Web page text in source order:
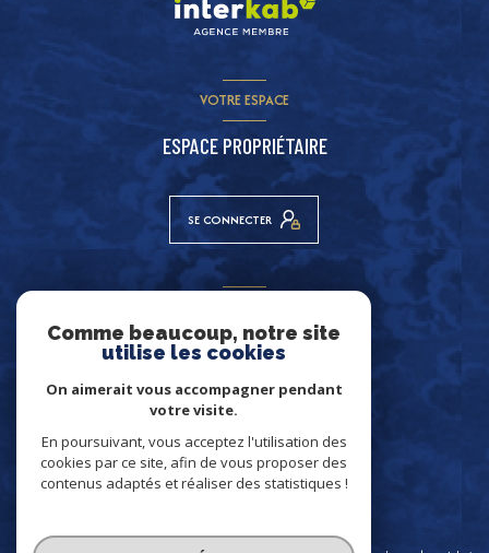
VOTRE ESPACE
ESPACE PROPRIÉTAIRE
SE CONNECTER
NOUS ADHÉRONS
Comme beaucoup, notre site
utilise les cookies
On aimerait vous accompagner pendant
votre visite.
En poursuivant, vous acceptez l'utilisation des
cookies par ce site, afin de vous proposer des
contenus adaptés et réaliser des statistiques !